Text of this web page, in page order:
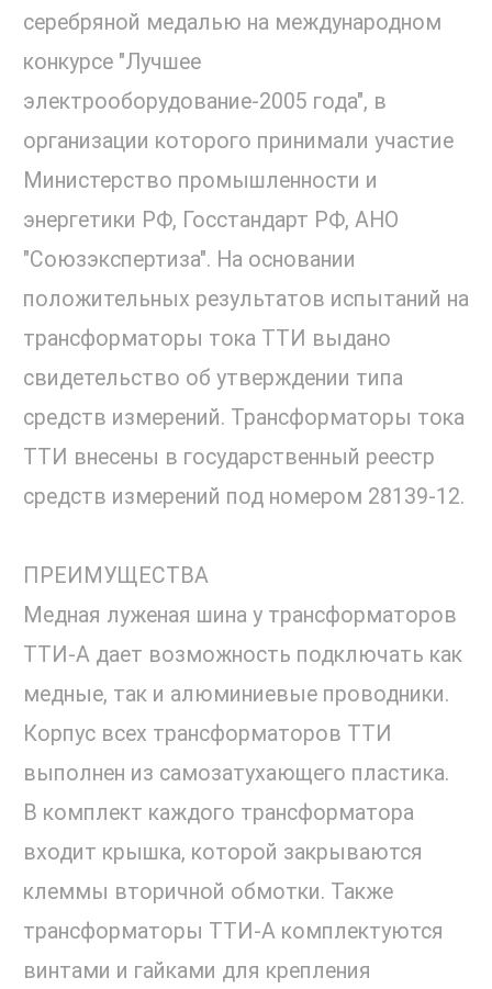
серебряной медалью на международном
конкурсе "Лучшее
электрооборудование-2005 года", в
организации которого принимали участие
Министерство промышленности и
энергетики РФ, Госстандарт РФ, АНО
"Союзэкспертиза". На основании
положительных результатов испытаний на
трансформаторы тока ТТИ выдано
свидетельство об утверждении типа
средств измерений. Трансформаторы тока
ТТИ внесены в государственный реестр
средств измерений под номером 28139-12.
ПРЕИМУЩЕСТВА
Медная луженая шина у трансформаторов
ТТИ-А дает возможность подключать как
медные, так и алюминиевые проводники.
Корпус всех трансформаторов ТТИ
выполнен из самозатухающего пластика.
В комплект каждого трансформатора
входит крышка, которой закрываются
клеммы вторичной обмотки. Также
трансформаторы ТТИ-А комплектуются
винтами и гайками для крепления